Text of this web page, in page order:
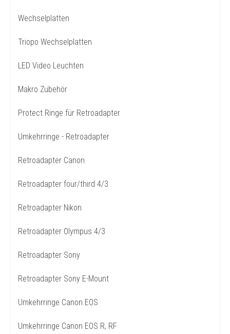
Wechselplatten
Triopo Wechselplatten
LED Video Leuchten
Makro Zubehör
Protect Ringe für Retroadapter
Umkehrringe - Retroadapter
Retroadapter Canon
Retroadapter four/third 4/3
Retroadapter Nikon
Retroadapter Olympus 4/3
Retroadapter Sony
Retroadapter Sony E-Mount
Umkehrringe Canon EOS
Umkehrringe Canon EOS R, RF